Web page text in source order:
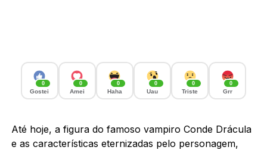
0
Gostei
0
Amei
0
Haha
0
Uau
0
Triste
0
Grr
Até hoje, a figura do famoso vampiro Conde Drácula
e as características eternizadas pelo personagem,